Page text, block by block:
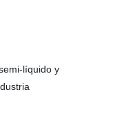
líquido y